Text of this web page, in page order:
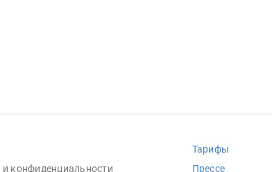
и конфиденциальности
Тарифы
Прессе